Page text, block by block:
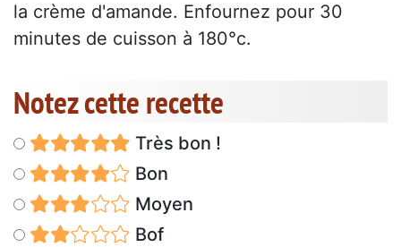
la crème d'amande. Enfournez pour 30
minutes de cuisson à 180°c.
Notez cette recette
Très bon !
Bon
Moyen
Bof